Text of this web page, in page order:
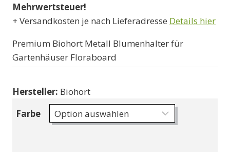
Mehrwertsteuer!
+ Versandkosten je nach Lieferadresse Details hier
Premium Biohort Metall Blumenhalter für
Gartenhäuser Floraboard
Hersteller: Biohort
Farbe